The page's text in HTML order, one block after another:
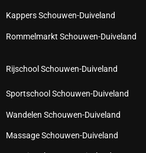
Kappers Schouwen-Duiveland
Rommelmarkt Schouwen-Duiveland
Rijschool Schouwen-Duiveland
Sportschool Schouwen-Duiveland
Wandelen Schouwen-Duiveland
Massage Schouwen-Duiveland